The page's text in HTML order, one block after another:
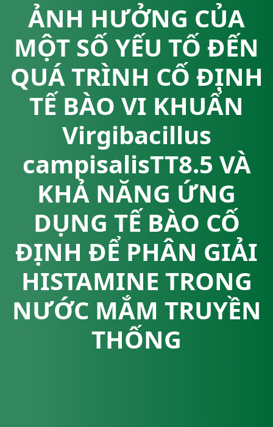
ẢNH HƯỞNG CỦA
MỘT SỐ YẾU TỐ ĐẾN
QUÁ TRÌNH CỐ ĐỊNH
TẾ BÀO VI KHUẨN
Virgibacillus
campisalisTT8.5 VÀ
KHẢ NĂNG ỨNG
DỤNG TẾ BÀO CỐ
ĐỊNH ĐỂ PHÂN GIẢI
HISTAMINE TRONG
NƯỚC MẮM TRUYỀN
THỐNG